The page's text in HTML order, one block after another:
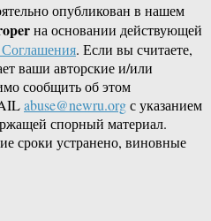
опубликован в нашем
на основании действующей
Соглашения. Если вы считаете,
ваши авторские и/или
сообщить об этом
abuse@newru.orgс указанием
спорный материал.
сроки устранено, виновные